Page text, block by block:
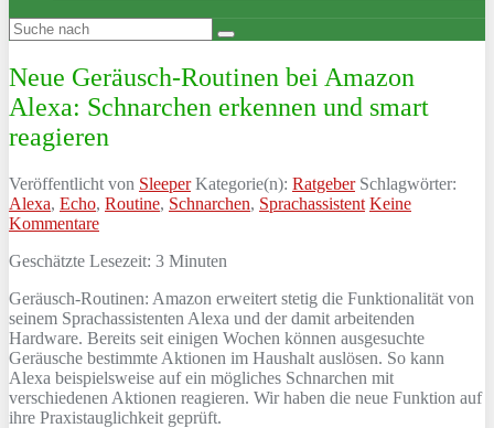
Neue Geräusch-Routinen bei Amazon
Alexa: Schnarchen erkennen und smart
reagieren
Veröffentlicht von Sleeper Kategorie(n): RatgeberSchlagwörter:
Alexa, Echo, Routine, Schnarchen, Sprachassistent Keine
Kommentare
Geschätzte Lesezeit: 3 Minuten
Geräusch-Routinen: Amazon erweitert stetig die Funktionalität von
seinem Sprachassistenten Alexa und der damit arbeitenden
Hardware. Bereits seit einigen Wochen können ausgesuchte
Geräusche bestimmte Aktionen im Haushalt auslösen. So kann
Alexa beispielsweise auf ein mögliches Schnarchen mit
verschiedenen Aktionen reagieren. Wir haben die neue Funktion auf
ihre Praxistauglichkeit geprüft.